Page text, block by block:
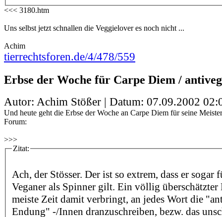
<<< 3180.htm
Uns selbst jetzt schnallen die Veggielover es noch nicht ...
Achim
tierrechtsforen.de/4/478/559
Erbse der Woche für Carpe Diem /
Autor: Achim Stößer | Datum: 07.09.2002
Und heute geht die Erbse der Woche an Carpe Diem für seine
Forum:
>>>
Zitat:
Ach, der Stösser. Der ist so extrem, dass er sogar
Veganer als Spinner gilt. Ein völlig überschätzter
meiste Zeit damit verbringt, an jedes Wort die
Endung" -/Innen dranzuschreiben, bezw. das